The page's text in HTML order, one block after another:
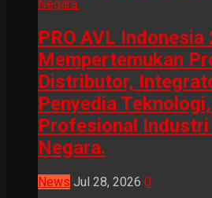
PRO AVL Indonesia
Mempertemukan
Distributor,
Penyedia
Profesional
Negara.
News Jul 28, 2026 0